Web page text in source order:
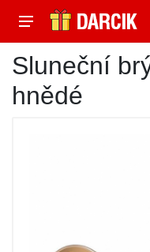
Sluneční
hnědé